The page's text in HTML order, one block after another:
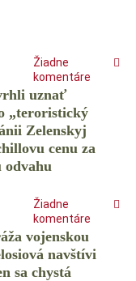
Žiadne
komentáre
uznať
„teroristický
Zelenskyj
cenu za
odvahu
Žiadne
komentáre
vojenskou
navštívi
sa chystá